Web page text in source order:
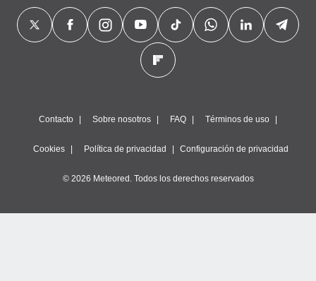
Contacto Sobre nosotros FAQ Términos de uso
Cookies Política de privacidad Configuración de privacidad
© 2026 Meteored. Todos los derechos reservados